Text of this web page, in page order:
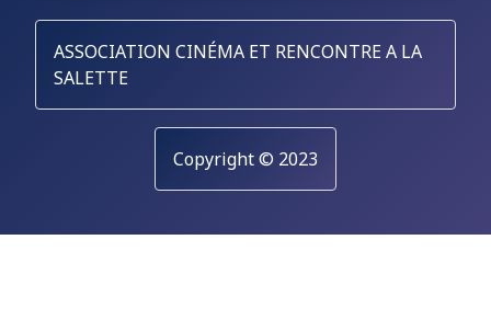
ASSOCIATION CINÉMA ET RENCONTRE A LA
SALETTE
Copyright © 2023